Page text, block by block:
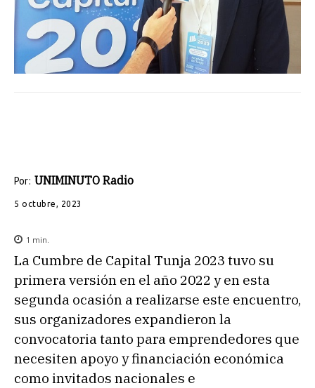
Por: UNIMINUTO Radio
5 octubre, 2023
1 min.
La Cumbre de Capital Tunja 2023 tuvo su
primera versión en el año 2022 y en esta
segunda ocasión a realizarse este encuentro,
sus organizadores expandieron la
convocatoria tanto para emprendedores que
necesiten apoyo y financiación económica
como invitados nacionales e